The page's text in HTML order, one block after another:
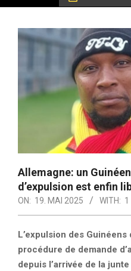
Allemagne: un
d’expulsion est enfin
ON: 19. MAI 2025 WITH: 1
L’expulsion des
procédure de demande
depuis l’arrivée de la